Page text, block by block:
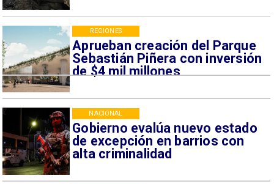
Aprueban creación del Parque
Sebastián Piñera con inversión
de $4 mil millones
REGIONES
Gobierno evalúa nuevo estado
de excepción en barrios con
alta criminalidad
NACIONAL